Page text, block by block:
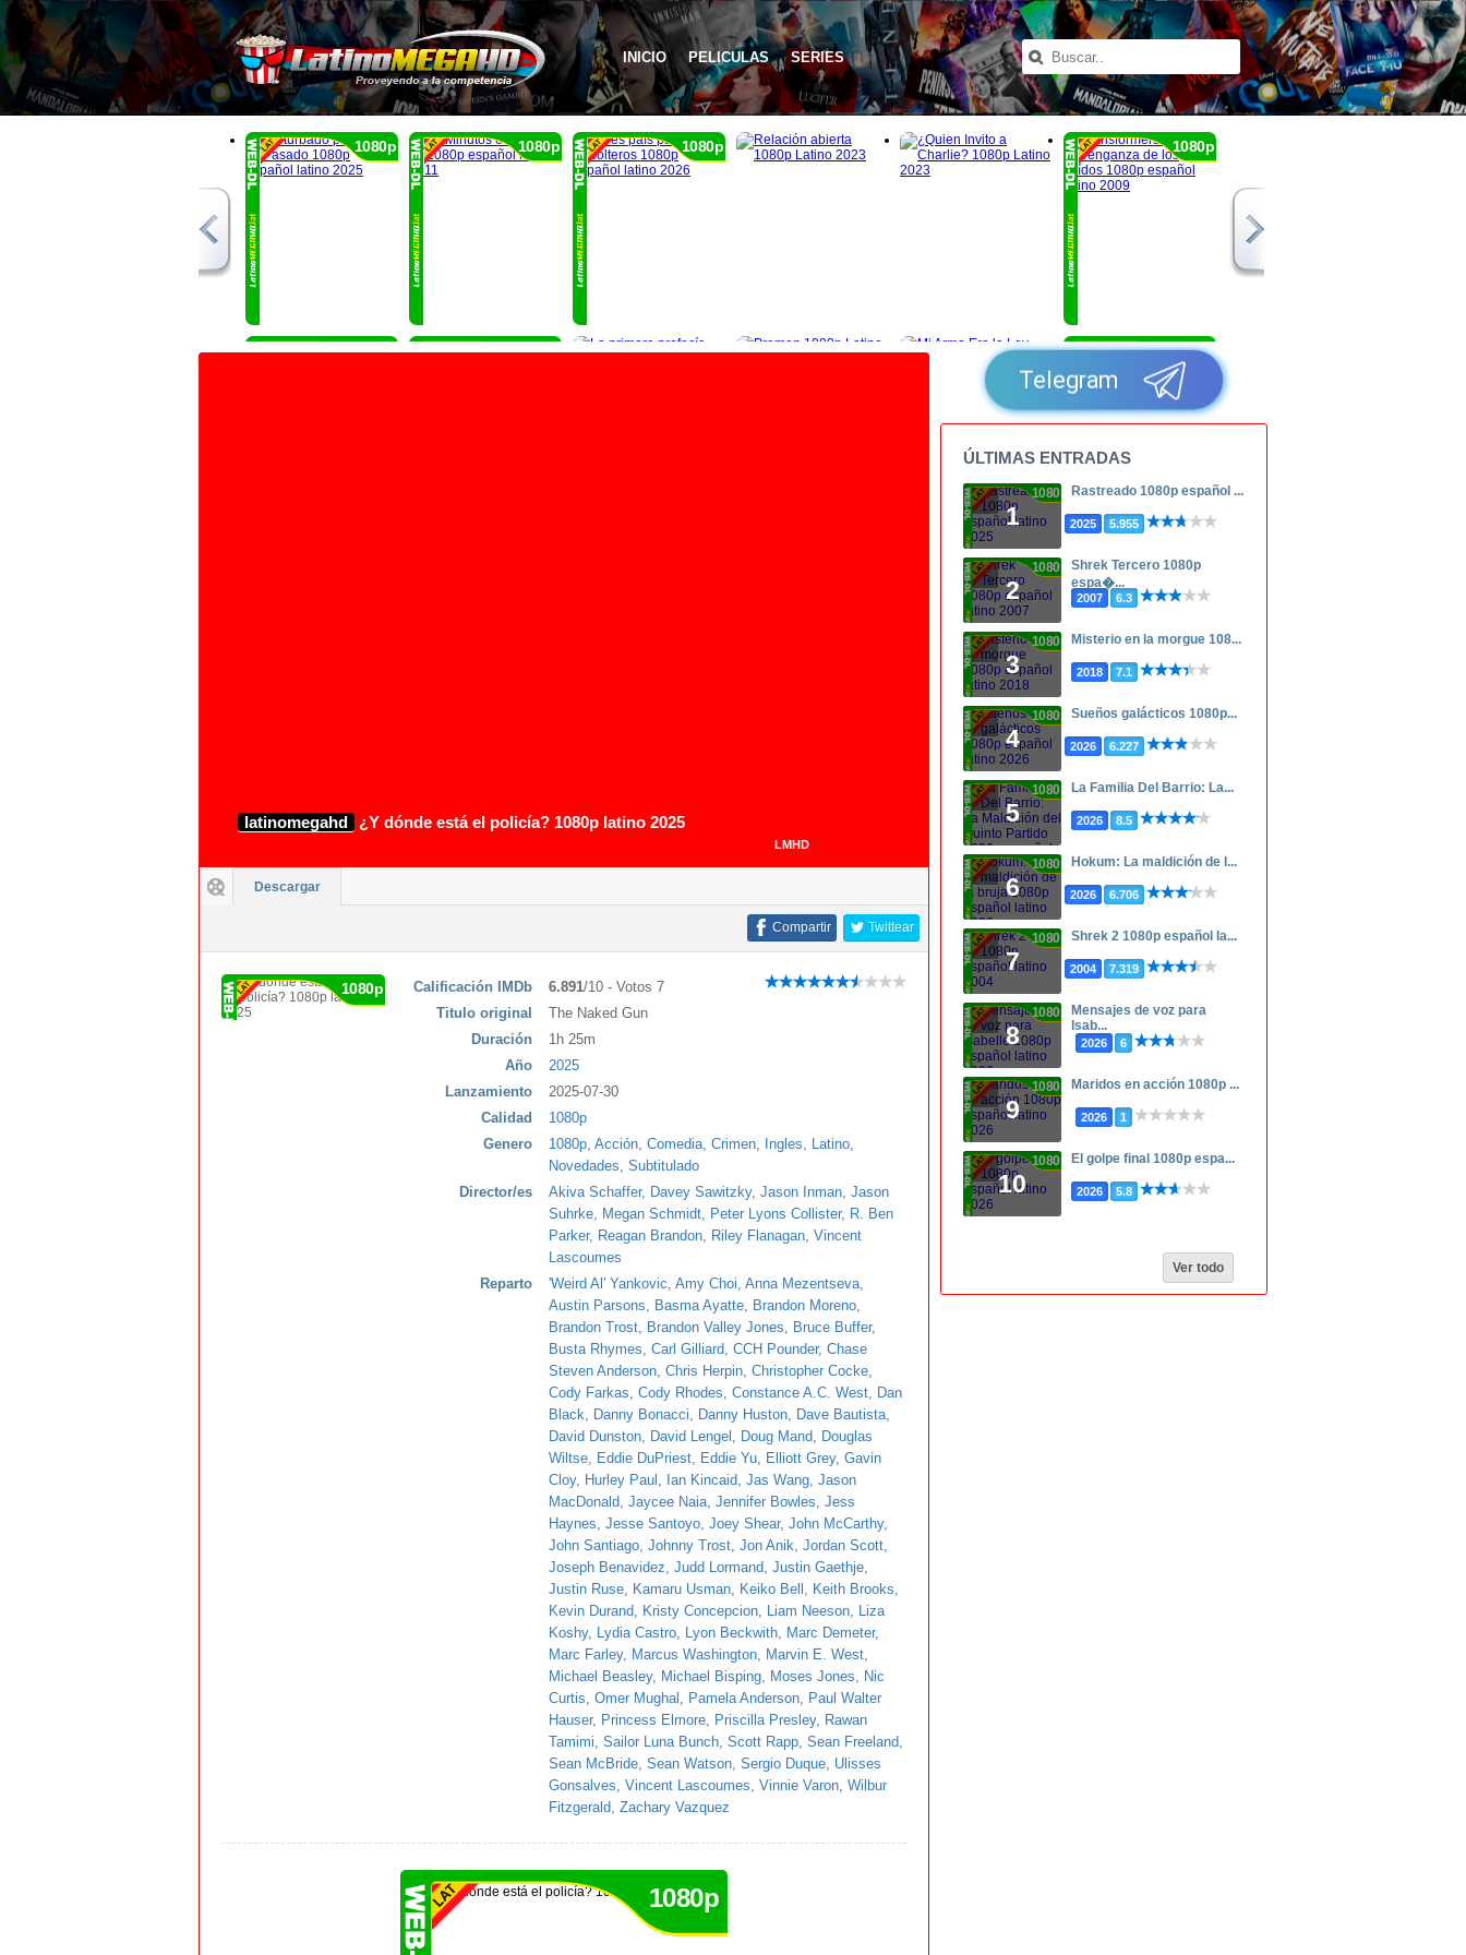
INICIO PELICULAS SERIES
1080p 1080p 1080p 1080p
1080p 1080p 1080p
latinomegahd ¿Y dónde está el policía? 1080p latino 2025
LMHD
Descargar
Twittear
Compartir
1080p Calificación IMDb 6.891/10 - Votos 7
Titulo original
The Naked Gun
Duración
1h 25m
Año
2025
Lanzamiento
2025-07-30
Calidad
1080p
Genero
1080p, Acción, Comedia, Crimen, Ingles, Latino,
Novedades, Subtitulado
Director/es
Akiva Schaffer, Davey Sawitzky, Jason Inman, Jason
Suhrke, Megan Schmidt, Peter Lyons Collister, R. Ben
Parker, Reagan Brandon, Riley Flanagan, Vincent
Lascoumes
Reparto
'Weird Al' Yankovic, Amy Choi, Anna Mezentseva,
Austin Parsons, Basma Ayatte, Brandon Moreno,
Brandon Trost, Brandon Valley Jones, Bruce Buffer,
Busta Rhymes, Carl Gilliard, CCH Pounder, Chase
Steven Anderson, Chris Herpin, Christopher Cocke,
Cody Farkas, Cody Rhodes, Constance A.C. West, Dan
Black, Danny Bonacci, Danny Huston, Dave Bautista,
David Dunston, David Lengel , Doug Mand, Douglas
Wiltse, Eddie DuPriest, Eddie Yu, Elliott Grey, Gavin
Cloy, Hurley Paul , Ian Kincaid, Jas Wang, Jason
MacDonald, Jaycee Naia, Jennifer Bowles, Jess
Haynes, Jesse Santoyo, Joey Shear, John McCarthy,
John Santiago, Johnny Trost, Jon Anik, Jordan Scott,
Joseph Benavidez, Judd Lormand, Justin Gaethje,
Justin Ruse, Kamaru Usman, Keiko Bell , Keith Brooks,
Kevin Durand, Kristy Concepcion, Liam Neeson, Liza
Koshy, Lydia Castro, Lyon Beckwith, Marc Demeter,
Marc Farley, Marcus Washington, Marvin E. West,
Michael Beasley, Michael Bisping, Moses Jones, Nic
Curtis, Omer Mughal , Pamela Anderson, Paul Walter
Hauser, Princess Elmore, Priscilla Presley, Rawan
Tamimi, Sailor Luna Bunch, Scott Rapp, Sean Freeland,
Sean McBride, Sean Watson, Sergio Duque, Ulisses
Gonsalves, Vincent Lascoumes, Vinnie Varon, Wilbur
Fitzgerald, Zachary Vazquez
1080p
Telegram
ÚLTIMAS ENTRADAS
1
1080p Rastreado 1080p español ...
2025 5.955
2
1080p
Shrek Tercero 1080p
espa�...
2007 6.3
3
1080p Misterio en la morgue 108...
2018 7.1
4
1080p Sueños galácticos 1080p...
2026 6.227
5
1080p La Familia Del Barrio: La...
2026 8.5
6
1080p Hokum: La maldición de l...
2026 6.706
7
1080p Shrek 2 1080p español la...
2004 7.319
8
1080p
Mensajes de voz para
Isab...
2026 6
9
1080p Maridos en acción 1080p ...
2026 1
10
1080p El golpe final 1080p espa...
2026 5.8
Ver todo